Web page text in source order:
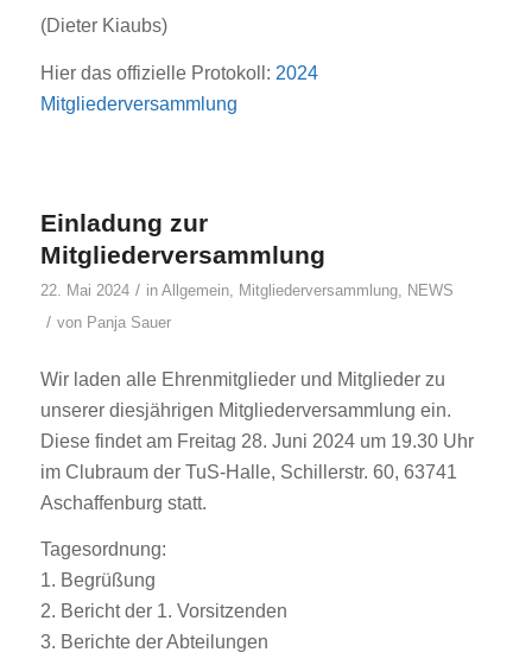
(Dieter Kiaubs)
Hier das offizielle Protokoll: 2024
Mitgliederversammlung
Einladung zur
Mitgliederversammlung
22. Mai 2024 / in Allgemein, Mitgliederversammlung, NEWS
/ von Panja Sauer
Wir laden alle Ehrenmitglieder und Mitglieder zu
unserer diesjährigen Mitgliederversammlung ein.
Diese findet am Freitag 28. Juni 2024 um 19.30 Uhr
im Clubraum der TuS-Halle, Schillerstr. 60, 63741
Aschaffenburg statt.
Tagesordnung:
1. Begrüßung
2. Bericht der 1. Vorsitzenden
3. Berichte der Abteilungen